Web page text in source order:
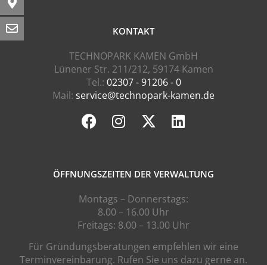
KONTAKT
TECHNOPARK KAMEN GmbH
Lünener Str. 211/212, 59174 Kamen
Tel.: 02307 - 91206 - 0
Mail: service@technopark-kamen.de
ÖFFNUNGSZEITEN DER VERWALTUNG
Montags – Donnerstags:
8.00 – 16.00 Uhr
Freitags: 8.00 – 13.00 Uhr
Für Gründungsberatungen empfehlen wir eine
Terminvereinbarung. Rufen Sie uns dazu gerne an.